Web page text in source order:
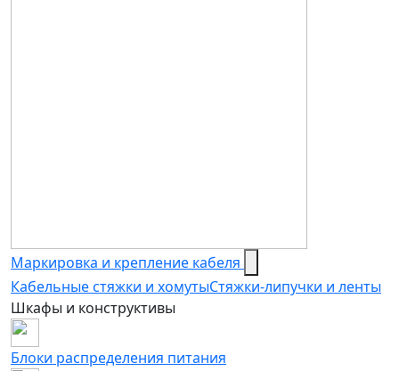
Маркировка и крепление кабеля
Кабельные стяжки и хомутыСтяжки-липучки и ленты
Шкафы и конструктивы
Блоки распределения питания